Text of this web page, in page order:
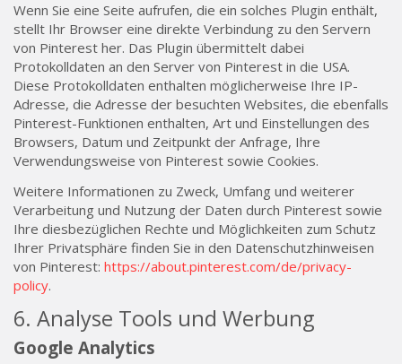
Wenn Sie eine Seite aufrufen, die ein solches Plugin enthält,
stellt Ihr Browser eine direkte Verbindung zu den Servern
von Pinterest her. Das Plugin übermittelt dabei
Protokolldaten an den Server von Pinterest in die USA.
Diese Protokolldaten enthalten möglicherweise Ihre IP-
Adresse, die Adresse der besuchten Websites, die ebenfalls
Pinterest-Funktionen enthalten, Art und Einstellungen des
Browsers, Datum und Zeitpunkt der Anfrage, Ihre
Verwendungsweise von Pinterest sowie Cookies.
Weitere Informationen zu Zweck, Umfang und weiterer
Verarbeitung und Nutzung der Daten durch Pinterest sowie
Ihre diesbezüglichen Rechte und Möglichkeiten zum Schutz
Ihrer Privatsphäre finden Sie in den Datenschutzhinweisen
von Pinterest: https://about.pinterest.com/de/privacy-
policy.
6. Analyse Tools und Werbung
Google Analytics